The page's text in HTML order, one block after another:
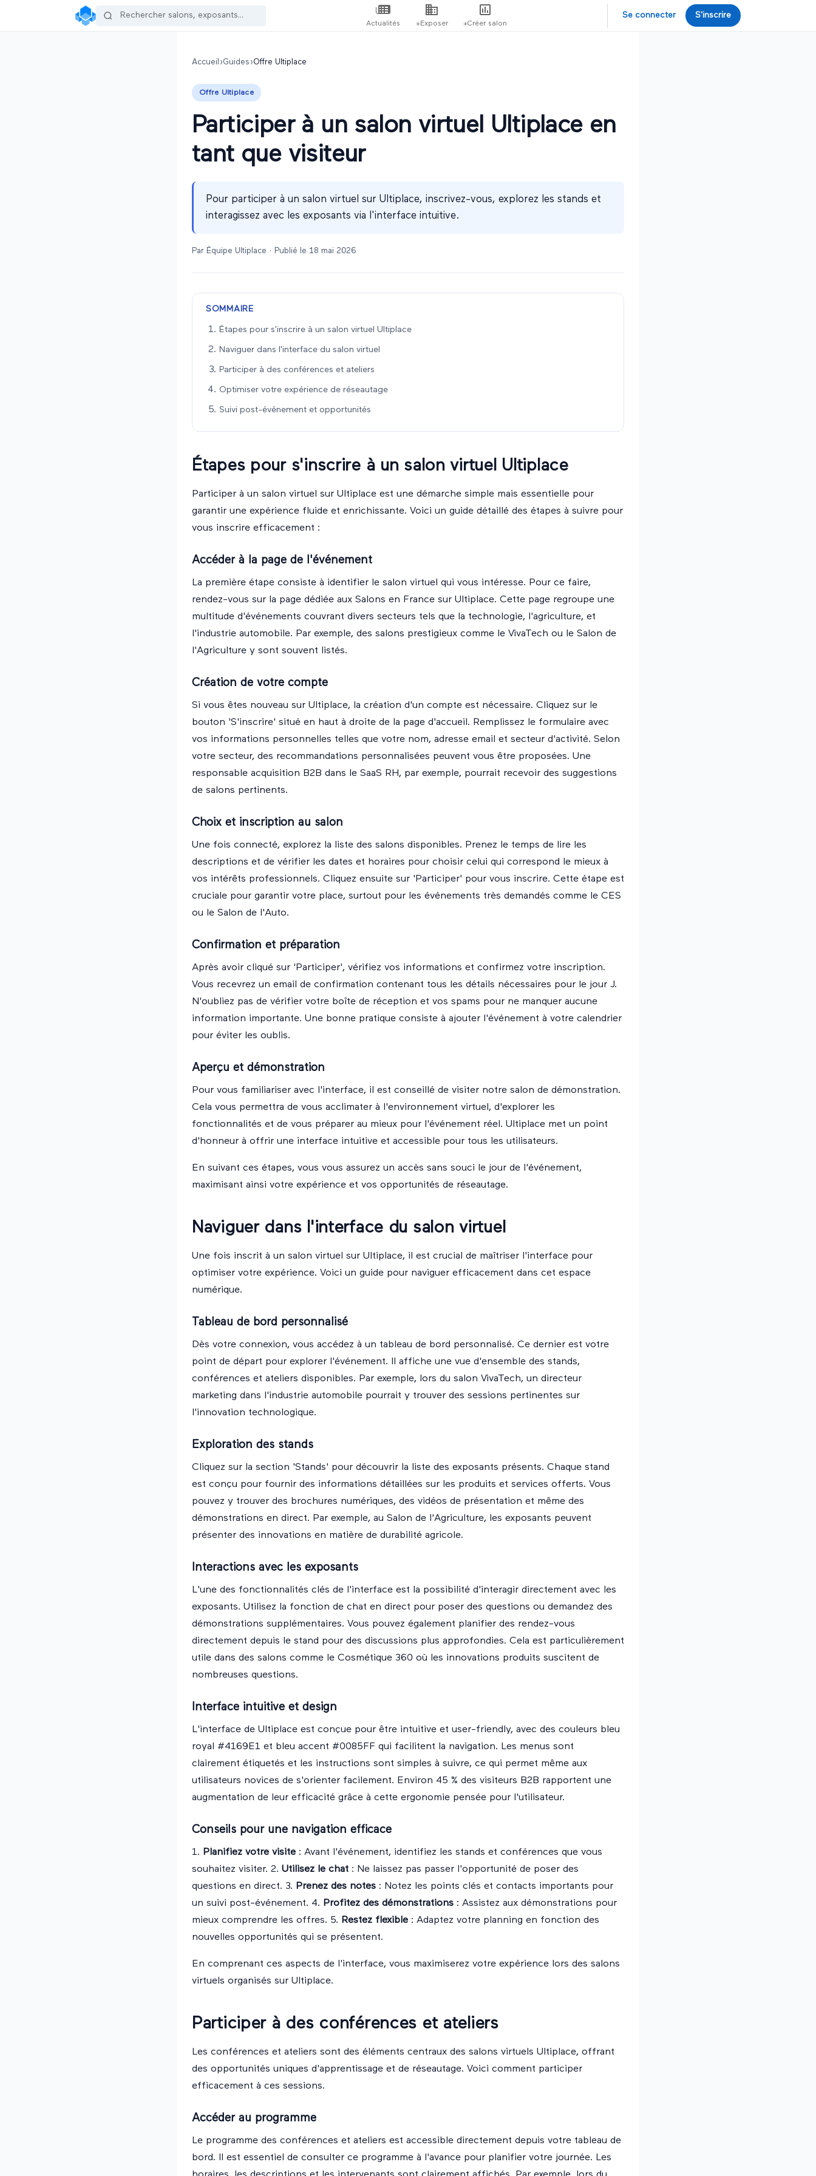
Actualités +Exposer +Créer salon
Se connecter S'inscrire
Accueil ›Guides ›Offre Ultiplace
Offre Ultiplace
Participer à un salon virtuel Ultiplace en
tant que visiteur
Pour participer à un salon virtuel sur Ultiplace, inscrivez-vous, explorez les stands et
interagissez avec les exposants via l'interface intuitive.
Par Équipe Ultiplace · Publié le 18 mai 2026
SOMMAIRE
Étapes pour s'inscrire à un salon virtuel Ultiplace
Naviguer dans l'interface du salon virtuel
Participer à des conférences et ateliers
Optimiser votre expérience de réseautage
Suivi post-événement et opportunités
Étapes pour s'inscrire à un salon virtuel Ultiplace
Participer à un salon virtuel sur Ultiplace est une démarche simple mais essentielle pour
garantir une expérience fluide et enrichissante. Voici un guide détaillé des étapes à suivre pour
vous inscrire efficacement :
Accéder à la page de l'événement
La première étape consiste à identifier le salon virtuel qui vous intéresse. Pour ce faire,
rendez-vous sur la page dédiée aux Salons en France sur Ultiplace. Cette page regroupe une
multitude d'événements couvrant divers secteurs tels que la technologie, l'agriculture, et
l'industrie automobile. Par exemple, des salons prestigieux comme le VivaTech ou le Salon de
l'Agriculture y sont souvent listés.
Création de votre compte
Si vous êtes nouveau sur Ultiplace, la création d'un compte est nécessaire. Cliquez sur le
bouton 'S'inscrire' situé en haut à droite de la page d'accueil. Remplissez le formulaire avec
vos informations personnelles telles que votre nom, adresse email et secteur d'activité. Selon
votre secteur, des recommandations personnalisées peuvent vous être proposées. Une
responsable acquisition B2B dans le SaaS RH, par exemple, pourrait recevoir des suggestions
de salons pertinents.
Choix et inscription au salon
Une fois connecté, explorez la liste des salons disponibles. Prenez le temps de lire les
descriptions et de vérifier les dates et horaires pour choisir celui qui correspond le mieux à
vos intérêts professionnels. Cliquez ensuite sur 'Participer' pour vous inscrire. Cette étape est
cruciale pour garantir votre place, surtout pour les événements très demandés comme le CES
ou le Salon de l'Auto.
Confirmation et préparation
Après avoir cliqué sur 'Participer', vérifiez vos informations et confirmez votre inscription.
Vous recevrez un email de confirmation contenant tous les détails nécessaires pour le jour J.
N'oubliez pas de vérifier votre boîte de réception et vos spams pour ne manquer aucune
information importante. Une bonne pratique consiste à ajouter l'événement à votre calendrier
pour éviter les oublis.
Aperçu et démonstration
Pour vous familiariser avec l'interface, il est conseillé de visiter notre salon de démonstration.
Cela vous permettra de vous acclimater à l'environnement virtuel, d'explorer les
fonctionnalités et de vous préparer au mieux pour l'événement réel. Ultiplace met un point
d'honneur à offrir une interface intuitive et accessible pour tous les utilisateurs.
En suivant ces étapes, vous vous assurez un accès sans souci le jour de l'événement,
maximisant ainsi votre expérience et vos opportunités de réseautage.
Naviguer dans l'interface du salon virtuel
Une fois inscrit à un salon virtuel sur Ultiplace, il est crucial de maîtriser l'interface pour
optimiser votre expérience. Voici un guide pour naviguer efficacement dans cet espace
numérique.
Tableau de bord personnalisé
Dès votre connexion, vous accédez à un tableau de bord personnalisé. Ce dernier est votre
point de départ pour explorer l'événement. Il affiche une vue d'ensemble des stands,
conférences et ateliers disponibles. Par exemple, lors du salon VivaTech, un directeur
marketing dans l'industrie automobile pourrait y trouver des sessions pertinentes sur
l'innovation technologique.
Exploration des stands
Cliquez sur la section 'Stands' pour découvrir la liste des exposants présents. Chaque stand
est conçu pour fournir des informations détaillées sur les produits et services offerts. Vous
pouvez y trouver des brochures numériques, des vidéos de présentation et même des
démonstrations en direct. Par exemple, au Salon de l'Agriculture, les exposants peuvent
présenter des innovations en matière de durabilité agricole.
Interactions avec les exposants
L'une des fonctionnalités clés de l'interface est la possibilité d'interagir directement avec les
exposants. Utilisez la fonction de chat en direct pour poser des questions ou demandez des
démonstrations supplémentaires. Vous pouvez également planifier des rendez-vous
directement depuis le stand pour des discussions plus approfondies. Cela est particulièrement
utile dans des salons comme le Cosmétique 360 où les innovations produits suscitent de
nombreuses questions.
Interface intuitive et design
L'interface de Ultiplace est conçue pour être intuitive et user-friendly, avec des couleurs bleu
royal #4169E1 et bleu accent #0085FF qui facilitent la navigation. Les menus sont
clairement étiquetés et les instructions sont simples à suivre, ce qui permet même aux
utilisateurs novices de s'orienter facilement. Environ 45 % des visiteurs B2B rapportent une
augmentation de leur efficacité grâce à cette ergonomie pensée pour l'utilisateur.
Conseils pour une navigation efficace
1. Planifiez votre visite : Avant l'événement, identifiez les stands et conférences que vous
souhaitez visiter. 2. Utilisez le chat : Ne laissez pas passer l'opportunité de poser des
questions en direct. 3. Prenez des notes : Notez les points clés et contacts importants pour
un suivi post-événement. 4. Profitez des démonstrations : Assistez aux démonstrations pour
mieux comprendre les offres. 5. Restez flexible : Adaptez votre planning en fonction des
nouvelles opportunités qui se présentent.
En comprenant ces aspects de l'interface, vous maximiserez votre expérience lors des salons
virtuels organisés sur Ultiplace.
Participer à des conférences et ateliers
Les conférences et ateliers sont des éléments centraux des salons virtuels Ultiplace, offrant
des opportunités uniques d'apprentissage et de réseautage. Voici comment participer
efficacement à ces sessions.
Accéder au programme
Le programme des conférences et ateliers est accessible directement depuis votre tableau de
bord. Il est essentiel de consulter ce programme à l'avance pour planifier votre journée. Les